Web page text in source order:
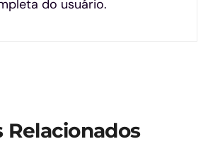
do usuário.
Relacionados